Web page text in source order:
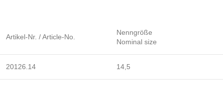
Artikel-Nr. / Article-No.
Nenngröße
Nominal size
20126.14 14,5